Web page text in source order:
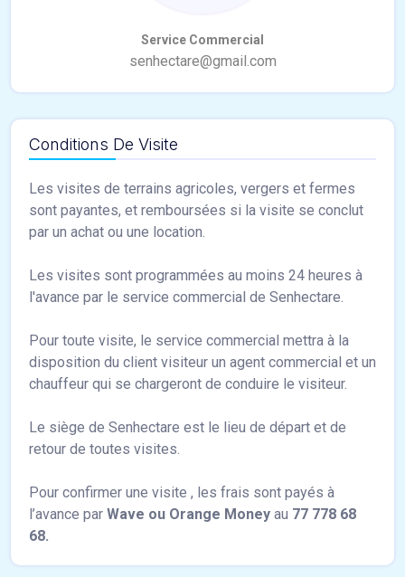
Conditions De Visite
Les visites de terrains agricoles, vergers et fermes
sont payantes, et remboursées si la visite se conclut
par un achat ou une location.
Les visites sont programmées au moins 24 heures à
l'avance par le service commercial de Senhectare.
Pour toute visite, le service commercial mettra à la
disposition du client visiteur un agent commercial et un
chauffeur qui se chargeront de conduire le visiteur.
Le siège de Senhectare est le lieu de départ et de
retour de toutes visites.
Pour confirmer une visite , les frais sont payés à
l’avance par Wave ou Orange Money au 77 778 68
68.